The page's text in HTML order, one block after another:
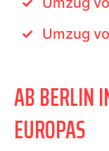
Umzug
AB BERLIN
EUROPAS